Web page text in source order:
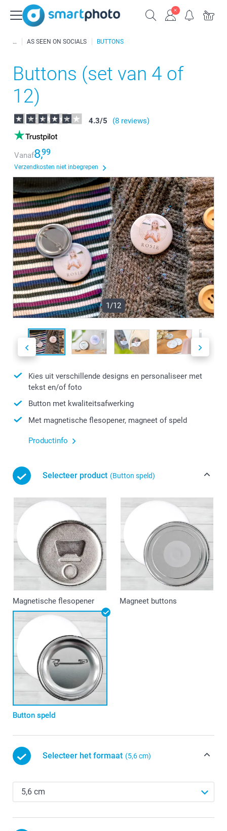
AS SEEN ON SOCIALS BUTTONS
Buttons (set van 4 of
12)
4.3/5 (8 reviews)
Vanaf8,99
Verzendkosten niet inbegrepen
1/12
Kies uit verschillende designs en personaliseer met
tekst en/of foto
Button met kwaliteitsafwerking
Met magnetische flesopener, magneet of speld
Productinfo
Selecteer product (Button speld)
Magnetische flesopener Magneet buttons
Button speld
Selecteer het formaat (5,6 cm)